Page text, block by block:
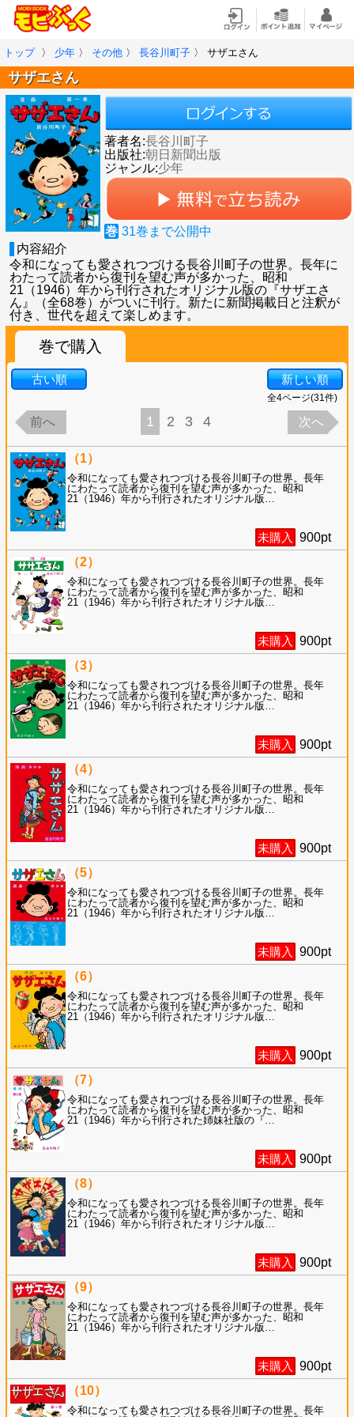
トップ 〉 少年 〉 その他 〉 長谷川町子 〉 サザエさん
サザエさん
著者名:長谷川町子
出版社:朝日新聞出版
ジャンル:少年
巻 31巻まで公開中
内容紹介
令和になっても愛されつづける長谷川町子の世界。長年に
わたって読者から復刊を望む声が多かった、昭和
21（1946）年から刊行されたオリジナル版の『サザエさ
ん』（全68巻）がついに刊行。新たに新聞掲載日と注釈が
付き、世代を超えて楽しめます。
巻で購入
古い順 新しい順
全4ページ(31件)
前へ 1 2 3 4 次へ
（1）
令和になっても愛されつづける長谷川町子の世界。長年
にわたって読者から復刊を望む声が多かった、昭和
21（1946）年から刊行されたオリジナル版
未購入 900pt
（2）
令和になっても愛されつづける長谷川町子の世界。長年
にわたって読者から復刊を望む声が多かった、昭和
21（1946）年から刊行されたオリジナル版
未購入 900pt
（3）
令和になっても愛されつづける長谷川町子の世界。長年
にわたって読者から復刊を望む声が多かった、昭和
21（1946）年から刊行されたオリジナル版
未購入 900pt
（4）
令和になっても愛されつづける長谷川町子の世界。長年
にわたって読者から復刊を望む声が多かった、昭和
21（1946）年から刊行されたオリジナル版
未購入 900pt
（5）
令和になっても愛されつづける長谷川町子の世界。長年
にわたって読者から復刊を望む声が多かった、昭和
21（1946）年から刊行されたオリジナル版
未購入 900pt
（6）
令和になっても愛されつづける長谷川町子の世界。長年
にわたって読者から復刊を望む声が多かった、昭和
21（1946）年から刊行されたオリジナル版
未購入 900pt
（7）
令和になっても愛されつづける長谷川町子の世界。長年
にわたって読者から復刊を望む声が多かった、昭和
21（1946）年から刊行された姉妹社版の『
未購入 900pt
（8）
令和になっても愛されつづける長谷川町子の世界。長年
にわたって読者から復刊を望む声が多かった、昭和
21（1946）年から刊行されたオリジナル版
未購入 900pt
（9）
令和になっても愛されつづける長谷川町子の世界。長年
にわたって読者から復刊を望む声が多かった、昭和
21（1946）年から刊行されたオリジナル版
未購入 900pt
（10）
令和になっても愛されつづける長谷川町子の世界。長年